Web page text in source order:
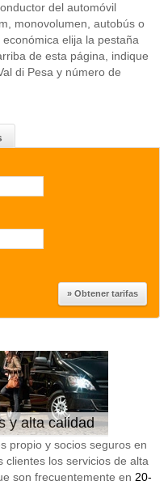
y alta calidad
propio y socios seguros en
los servicios de alta
son frecuentemente en 20-
del automóvil
monovolumen, autobús o
elija la pestaña
de esta página, indique
di Pesa y número de